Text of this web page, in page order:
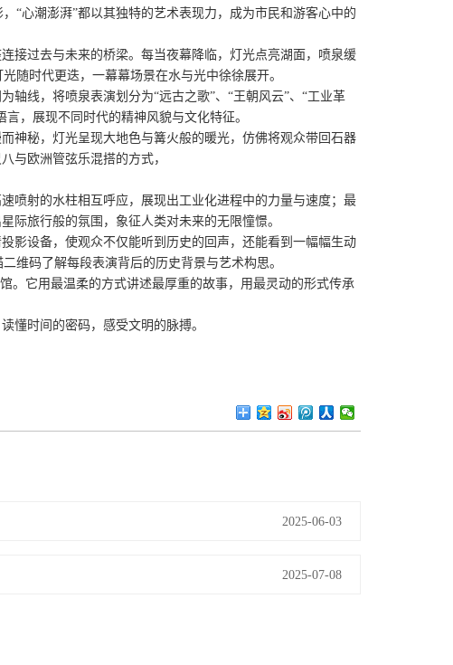
“心潮澎湃”都以其独特的艺术表现力，成为市民和游客心中的
接过去与未来的桥梁。每当夜幕降临，灯光点亮湖面，喷泉缓
随时代更迭，一幕幕场景在水与光中徐徐展开。
轴线，将喷泉表演划分为“远古之歌”、“王朝风云”、“工业革
，展现不同时代的精神风貌与文化特征。
神秘，灯光呈现大地色与篝火般的暖光，仿佛将观众带回石器
与欧洲管弦乐混搭的方式，
喷射的水柱相互呼应，展现出工业化进程中的力量与速度；最
际旅行般的氛围，象征人类对未来的无限憧憬。
影设备，使观众不仅能听到历史的回声，还能看到一幅幅生动
维码了解每段表演背后的历史背景与艺术构思。
。它用最温柔的方式讲述最厚重的故事，用最灵动的形式传承
懂时间的密码，感受文明的脉搏。
2025-06-03
2025-07-08